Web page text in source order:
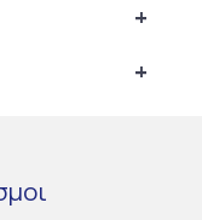
+
+